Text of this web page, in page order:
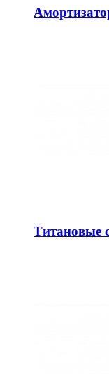
Титановые